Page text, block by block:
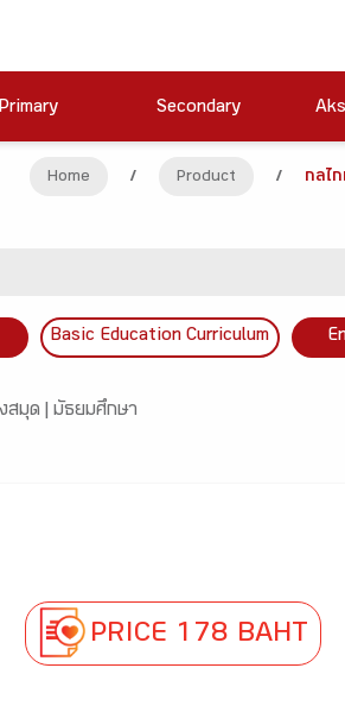
Primary Secondary
Home / Product / กลไ
Basic Education Curriculum
สมุด | มัธยมศึกษา
PRICE 178 BAHT